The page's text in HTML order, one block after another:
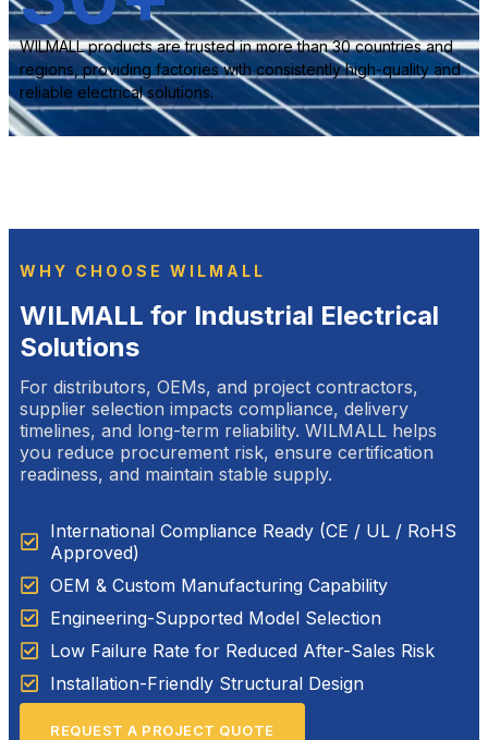
WILMALL products are trusted in more than 30 countries and
regions, providing factories with consistently high-quality and
reliable electrical solutions.
WHY CHOOSE WILMALL
WILMALL for Industrial Electrical
Solutions
For distributors, OEMs, and project contractors,
supplier selection impacts compliance, delivery
timelines, and long-term reliability. WILMALL helps
you reduce procurement risk, ensure certification
readiness, and maintain stable supply.
International Compliance Ready (CE / UL / RoHS
Approved)
OEM & Custom Manufacturing Capability
Engineering-Supported Model Selection
Low Failure Rate for Reduced After-Sales Risk
Installation-Friendly Structural Design
REQUEST A PROJECT QUOTE